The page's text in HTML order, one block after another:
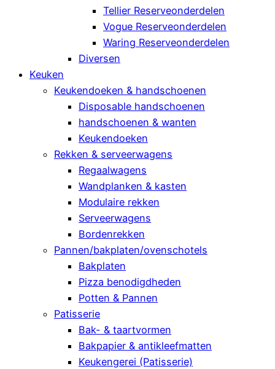
Tellier Reserveonderdelen
Vogue Reserveonderdelen
Waring Reserveonderdelen
Diversen
Keuken
Keukendoeken & handschoenen
Disposable handschoenen
handschoenen & wanten
Keukendoeken
Rekken & serveerwagens
Regaalwagens
Wandplanken & kasten
Modulaire rekken
Serveerwagens
Bordenrekken
Pannen/bakplaten/ovenschotels
Bakplaten
Pizza benodigdheden
Potten & Pannen
Patisserie
Bak- & taartvormen
Bakpapier & antikleefmatten
Keukengerei (Patisserie)